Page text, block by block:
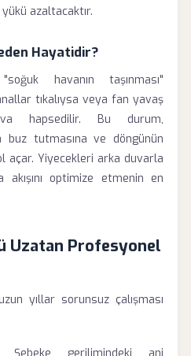
azaltacaktır.
Hayatidir?
havanın taşınması"
tıkalıysa veya fan yavaş
hapsedilir. Bu durum,
tutmasına ve döngünün
açar. Yiyecekleri arka duvarla
optimize etmenin en
Uzatan Profesyonel
yıllar sorunsuz çalışması